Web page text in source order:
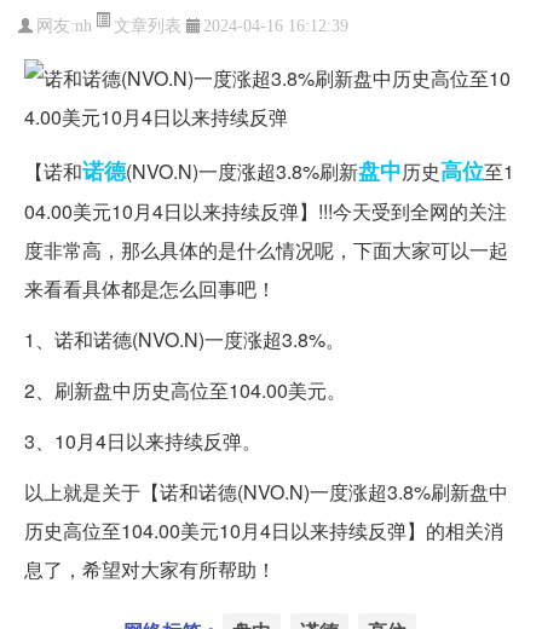
网友:nh 文章列表 2024-04-16 16:12:39
【诺和诺德(NVO.N)一度涨超3.8%刷新盘中历史高位至1
04.00美元10月4日以来持续反弹】!!!今天受到全网的关注
度非常高，那么具体的是什么情况呢，下面大家可以一起
来看看具体都是怎么回事吧！
1、诺和诺德(NVO.N)一度涨超3.8%。
2、刷新盘中历史高位至104.00美元。
3、10月4日以来持续反弹。
以上就是关于【诺和诺德(NVO.N)一度涨超3.8%刷新盘中
历史高位至104.00美元10月4日以来持续反弹】的相关消
息了，希望对大家有所帮助！